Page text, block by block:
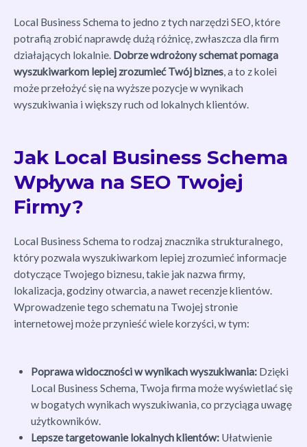
Local Business Schema to jedno z tych narzędzi SEO, które
potrafią zrobić naprawdę dużą różnicę, zwłaszcza dla firm
działających lokalnie. Dobrze wdrożony schemat pomaga
wyszukiwarkom lepiej zrozumieć Twój biznes, a to z kolei
może przełożyć się na wyższe pozycje w wynikach
wyszukiwania i większy ruch od lokalnych klientów.
Jak Local Business Schema
Wpływa na SEO Twojej
Firmy?
Local Business Schema to rodzaj znacznika strukturalnego,
który pozwala wyszukiwarkom lepiej zrozumieć informacje
dotyczące Twojego biznesu, takie jak nazwa firmy,
lokalizacja, godziny otwarcia, a nawet recenzje klientów.
Wprowadzenie tego schematu na Twojej stronie
internetowej może przynieść wiele korzyści, w tym:
Poprawa widoczności w wynikach wyszukiwania: Dzięki
Local Business Schema, Twoja firma może wyświetlać się
w bogatych wynikach wyszukiwania, co przyciąga uwagę
użytkowników.
Lepsze targetowanie lokalnych klientów: Ułatwienie